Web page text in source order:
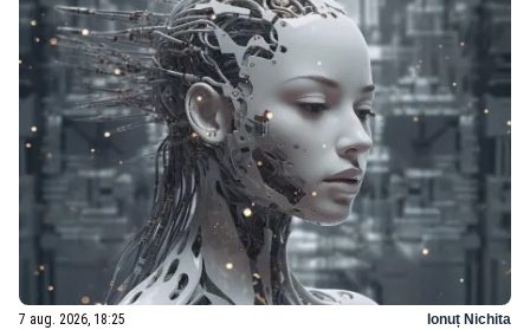
7 aug. 2026, 18:25 Ionuț Nichita